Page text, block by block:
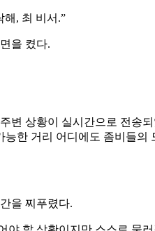
해, 최 비서.”
을 켰다.
변 상황이 실시간으로 전송
능한 거리 어디에도 좀비들의
을 찌푸렸다.